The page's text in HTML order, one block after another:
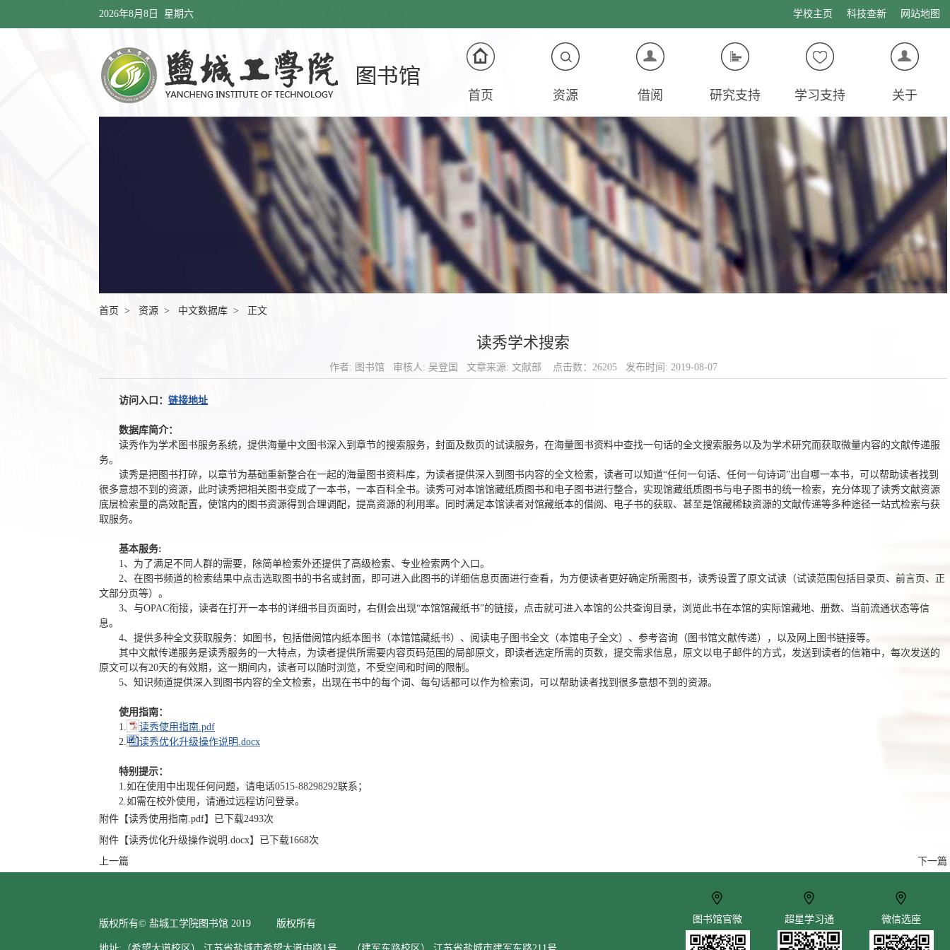
2026年8月8日 星期六 学校主页 科技查新 网站地图
首页 资源 借阅 研究支持 学习支持 关于
首页 > 资源 > 中文数据库 > 正文
读秀学术搜索
作者: 图书馆 审核人: 吴登国 文章来源: 文献部 点击数： 26205发布时间: 2019-08-07
访问入口： 链接地址
数据库简介：
读秀作为学术图书服务系统，提供海量中文图书深入到章节的搜索服务，封面及数页的试读服务，在海量图书资料中查找一句话的全文搜索服务以及为学术研究而获取微量内容的文献传递服
务。
读秀是把图书打碎，以章节为基础重新整合在一起的海量图书资料库，为读者提供深入到图书内容的全文检索，读者可以知道“任何一句话、任何一句诗词 ”出自哪一本书，可以帮助读者找到
很多意想不到的资源，此时读秀把相关图书变成了一本书，一本百科全书。读秀可对本馆馆藏纸质图书和电子图书进行整合，实现馆藏纸质图书与电子图书的统一检索，充分体现了读秀文献资源
底层检索量的高效配置，使馆内的图书资源得到合理调配，提高资源的利用率。同时满足本馆读者对馆藏纸本的借阅、电子书的获取、甚至是馆藏稀缺资源的文献传递等多种途径一站式检索与获
取服务。
基本服务:
1、为了满足不同人群的需要，除简单检索外还提供了高级检索、专业检索两个入口。
2、在图书频道的检索结果中点击选取图书的书名或封面，即可进入此图书的详细信息页面进行查看，为方便读者更好确定所需图书，读秀设置了原文试读（试读范围包括目录页、前言页、正
文部分页等）。
3、 与OPAC衔接，读者在打开一本书的详细书目页面时， 右侧会出现“本馆馆藏纸书”的链接，点击就可进入本馆的公共查询目录，浏览此书在本馆的实际馆藏地、册数、当前流通状态等信
息。
4、提供多种全文获取服务：如图书，包括借阅馆内纸本图书（本馆馆藏纸书）、阅读电子图书全文（本馆电子全文）、参考咨询（图书馆文献传递），以及网上图书链接等。
其中文献传递服务是读秀服务的一大特点，为读者提供所需要内容页码范围的局部原文， 即读者选定所需的页数，提交需求信息，原文以电子邮件的方式，发送到读者的信箱中，每次发送的
原文可以有20天的有效期，这一期间内，读者可以随时浏览 ，不受空间和时间的限制。
5、知识频道提供深入到图书内容的全文检索，出现在书中的每个词、每句话都可以作为检索词，可以帮助读者找到很多意想不到的资源。
使用指南：
1.
读秀使用指南.pdf
2.
读秀优化升级操作说明.docx
特别提示：
1.如在使用中出现任何问题，请电话0515-88298292联系；
2.如需在校外使用，请通过远程访问 登录。
附件【读秀使用指南.pdf】已下载2493次
附件【读秀优化升级操作说明.docx】已下载1668次
上一篇
下一篇
版权所有© 盐城工学院图书馆 2019 版权所有 图书馆官微 超星学习通 微信选座